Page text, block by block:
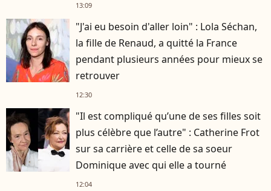
13:09
"J'ai eu besoin d'aller loin" : Lola Séchan,
la fille de Renaud, a quitté la France
pendant plusieurs années pour mieux se
retrouver
12:30
"Il est compliqué qu’une de ses filles soit
plus célèbre que l’autre" : Catherine Frot
sur sa carrière et celle de sa soeur
Dominique avec qui elle a tourné
12:04